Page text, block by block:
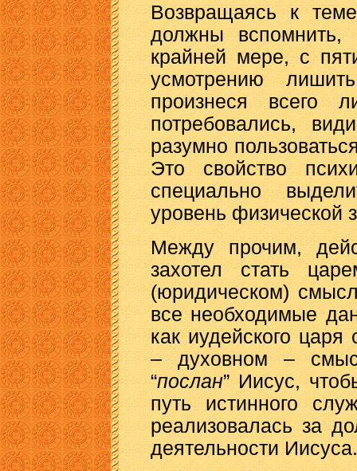
Возвращаясь к
должны вспомнить,
крайней мере, с
усмотрению
произнеся всего
потребовались,
разумно
Это свойство
специально
уровень физической
Между прочим,
захотел стать
(юридическом)
все необходимые
как иудейского
– духовном –
“послан” Иисус,
путь истинного
реализовалась за
деятельности Иисуса.